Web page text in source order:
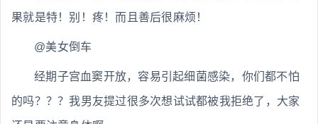
果就是特！别！疼！而且善后很麻烦！
@美女倒车
经期子宫血窦开放，容易引起细菌感染，你们都不怕
的吗？？？我男友提过很多次想试试都被我拒绝了，大家